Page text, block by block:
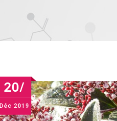
20/
Déc 2019